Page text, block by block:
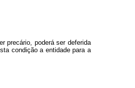
precário, poderá ser deferida
condição a entidade para a